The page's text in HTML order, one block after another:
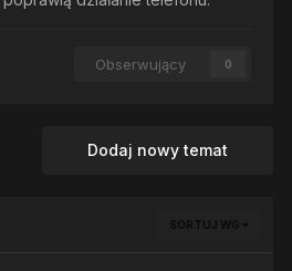
Obserwujący 0
Dodaj nowy temat
SORTUJ WG